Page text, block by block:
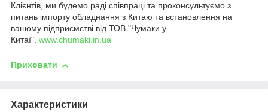
Клієнтів, ми будемо раді співпраці та проконсультуємо з
питань імпорту обладнання з Китаю та встановлення на
вашому підприємстві від ТОВ "Чумаки у
Китаї". www.chumaki.in.ua
Приховати
Характеристики